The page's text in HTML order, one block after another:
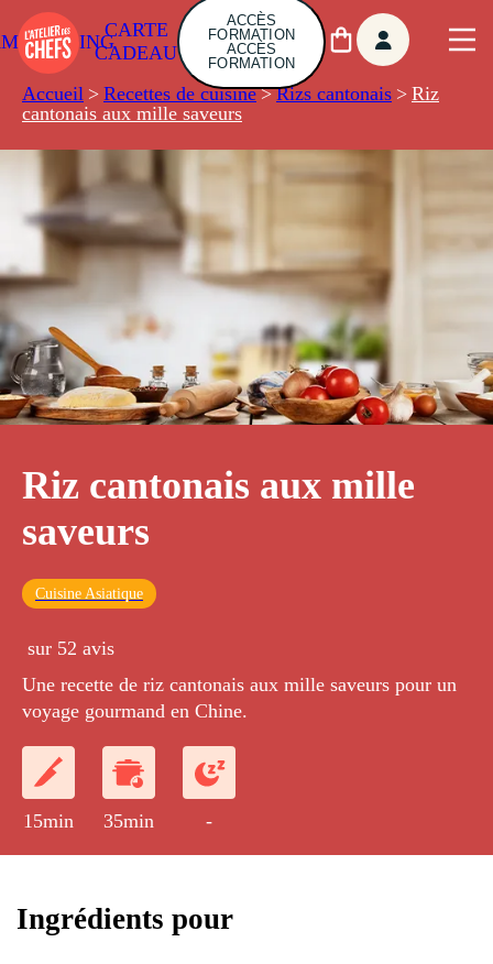
CARTE
CADEAU
ACCÈS
FORMATION
ACCÈS
FORMATION
Accueil > Recettes de cuisine > Rizs cantonais > Riz
cantonais aux mille saveurs
Riz cantonais aux mille
saveurs
Cuisine Asiatique
sur 52 avis
Une recette de riz cantonais aux mille saveurs pour un
voyage gourmand en Chine.
15min 35min -
Ingrédients pour